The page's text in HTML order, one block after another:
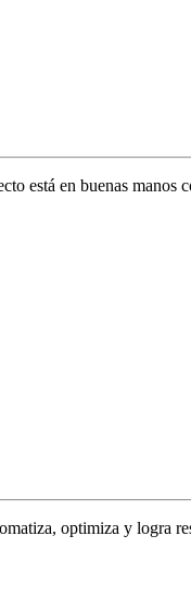
está en buenas manos
optimiza y logra